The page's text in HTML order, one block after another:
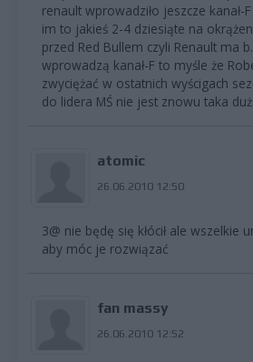
renault wprowadziło jeszcze kanał-
im to jakieś 2-4 dziesiąte na
przed Red Bullem czyli Renault ma
wprowadzą kanał-F to myśle że
zwyciężać w ostatnich wyścigach
do lidera MŚ nie jest znowu taka
atomic
26.06.2010 12:50
3@ nie będę się kłócił ale wszelkie
aby móc je rozwiązać
fan massy
26.06.2010 12:52